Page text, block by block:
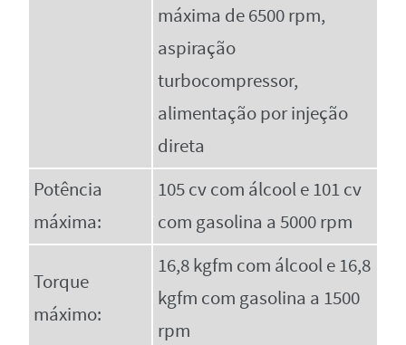
máxima de 6500 rpm,
aspiração
turbocompressor,
alimentação por injeção
direta
Potência
máxima:
105 cv com álcool e 101 cv
com gasolina a 5000 rpm
Torque
máximo:
16,8 kgfm com álcool e 16,8
kgfm com gasolina a 1500
rpm